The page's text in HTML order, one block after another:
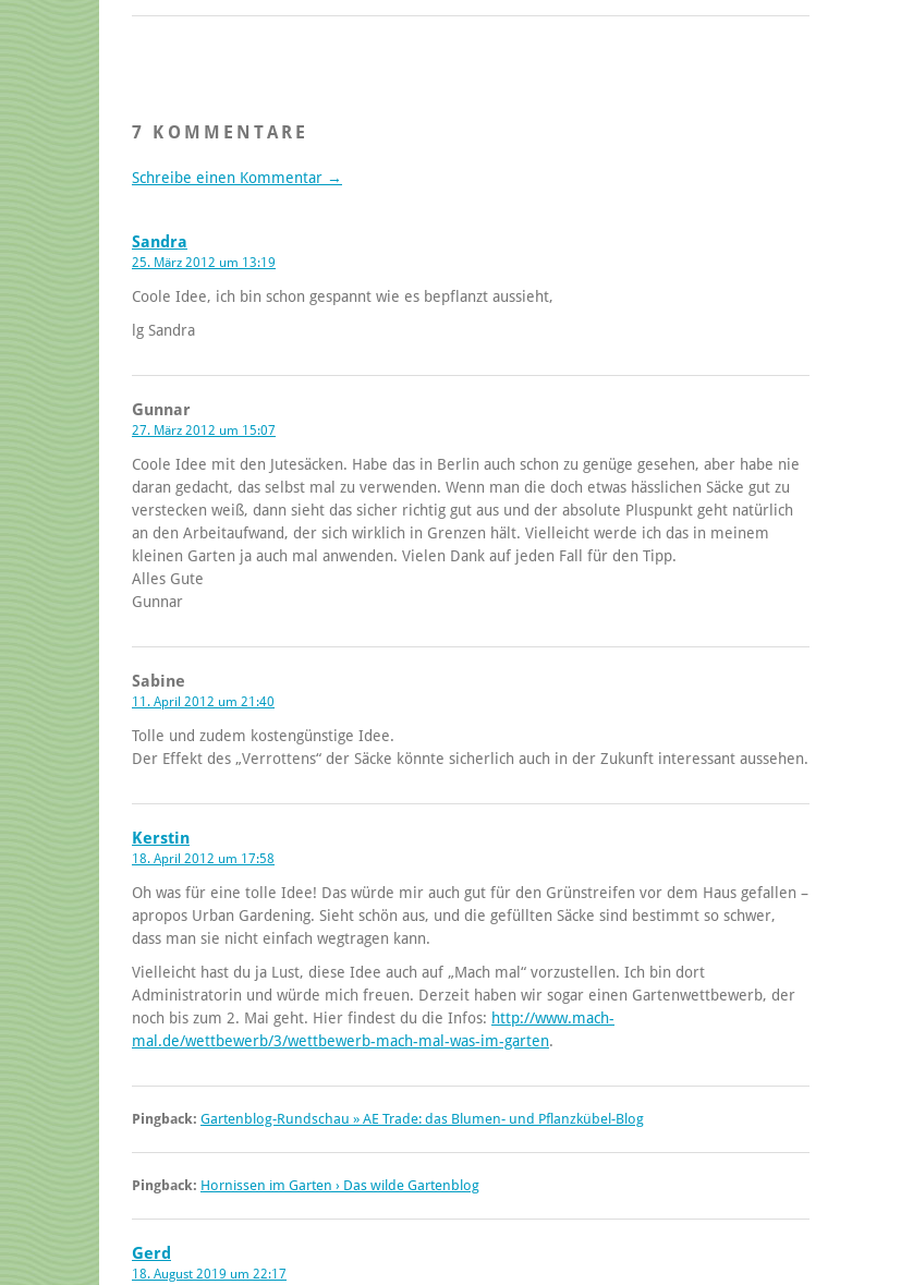
7 KOMMENTARE
Schreibe einen Kommentar →
Sandra
25. März 2012 um 13:19
Coole Idee, ich bin schon gespannt wie es bepflanzt aussieht,
lg Sandra
Gunnar
27. März 2012 um 15:07
Coole Idee mit den Jutesäcken. Habe das in Berlin auch schon zu genüge gesehen, aber habe nie
daran gedacht, das selbst mal zu verwenden. Wenn man die doch etwas hässlichen Säcke gut zu
verstecken weiß, dann sieht das sicher richtig gut aus und der absolute Pluspunkt geht natürlich
an den Arbeitaufwand, der sich wirklich in Grenzen hält. Vielleicht werde ich das in meinem
kleinen Garten ja auch mal anwenden. Vielen Dank auf jeden Fall für den Tipp.
Alles Gute
Gunnar
Sabine
11. April 2012 um 21:40
Tolle und zudem kostengünstige Idee.
Der Effekt des „Verrottens“ der Säcke könnte sicherlich auch in der Zukunft interessant aussehen.
Kerstin
18. April 2012 um 17:58
Oh was für eine tolle Idee! Das würde mir auch gut für den Grünstreifen vor dem Haus gefallen –
apropos Urban Gardening. Sieht schön aus, und die gefüllten Säcke sind bestimmt so schwer,
dass man sie nicht einfach wegtragen kann.
Vielleicht hast du ja Lust, diese Idee auch auf „Mach mal“ vorzustellen. Ich bin dort
Administratorin und würde mich freuen. Derzeit haben wir sogar einen Gartenwettbewerb, der
noch bis zum 2. Mai geht. Hier findest du die Infos: http://www.mach-
mal.de/wettbewerb/3/wettbewerb-mach-mal-was-im-garten.
Pingback: Gartenblog-Rundschau » AE Trade: das Blumen- und Pflanzkübel-Blog
Pingback: Hornissen im Garten › Das wilde Gartenblog
Gerd
18. August 2019 um 22:17